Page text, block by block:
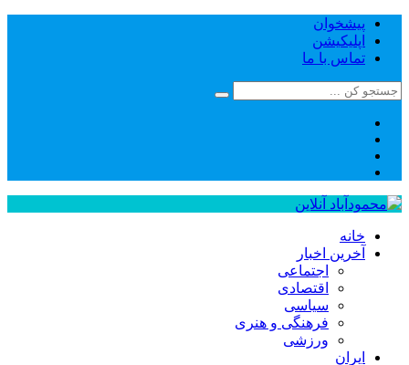
پیشخوان
اپلیکیشن
تماس با ما
خانه
آخرین اخبار
اجتماعی
اقتصادی
سیاسی
فرهنگی و هنری
ورزشی
ایران